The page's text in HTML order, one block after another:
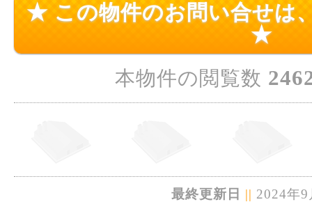
★ この物件のお問い合せは
★
本物件の閲覧数
最終更新日 || 2024年